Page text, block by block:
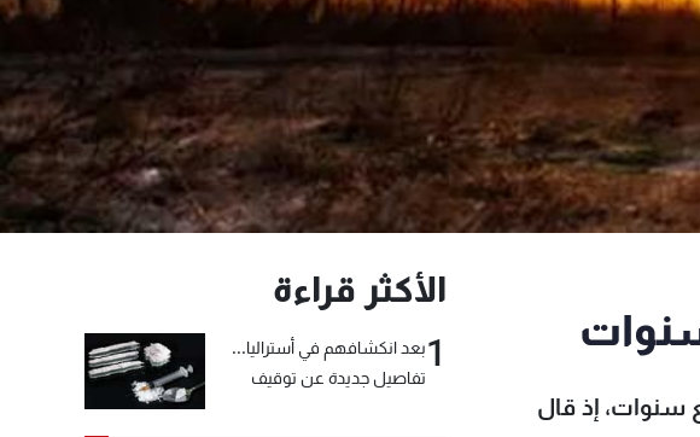
سنوات، إذ قال
الأكثر قراءة
1بعد انكشافهم في أستراليا...
تفاصيل جديدة عن توقيف